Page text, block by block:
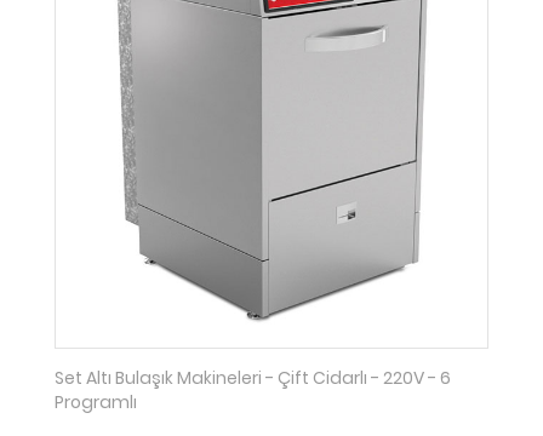
Set Altı Bulaşık Makineleri - Çift Cidarlı - 220V - 6
Programlı